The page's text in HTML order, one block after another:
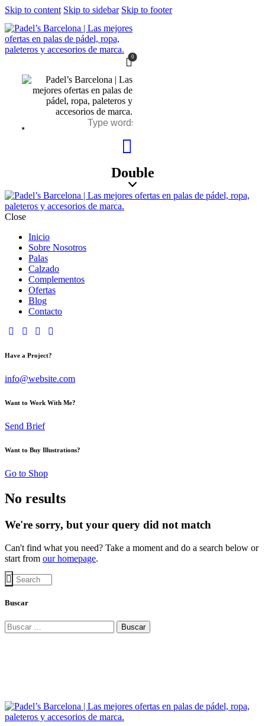
Skip to content Skip to sidebar Skip to footer
0
Double
Close
Inicio
Sobre Nosotros
Palas
Calzado
Complementos
Ofertas
Blog
Contacto
Have a Project?
info@website.com
Want to Work With Me?
Send Brief
Want to Buy Illustrations?
Go to Shop
No results
We're sorry, but your query did not match
Can't find what you need? Take a moment and do a search below or
start from our homepage.
Buscar
Buscar: